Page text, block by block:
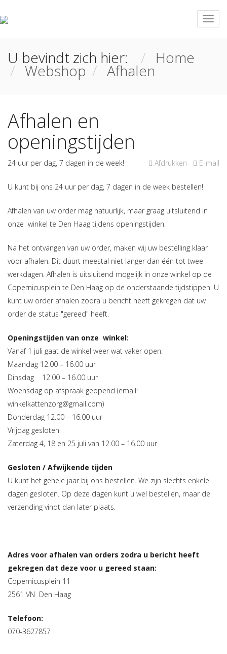
U bevindt zich hier: Home
Webshop Afhalen
Afhalen en
openingstijden
Afdrukken E-mail
24 uur per dag, 7 dagen in de week!
U kunt bij ons 24 uur per dag, 7 dagen in de week bestellen!
Afhalen van uw order mag natuurlijk, maar graag uitsluitend in
onze winkel te Den Haag tijdens openingstijden.
Na het ontvangen van uw order, maken wij uw bestelling klaar
voor afhalen. Dit duurt meestal niet langer dan één tot twee
werkdagen. Afhalen is uitsluitend mogelijk in onze winkel op de
Copernicusplein te Den Haag op de onderstaande tijdstippen. U
kunt uw order afhalen zodra u bericht heeft gekregen dat uw
order de status "gereed" heeft.
Openingstijden van onze winkel:
Vanaf 1 juli gaat de winkel weer wat vaker open:
Maandag 12.00 – 16.00 uur
Dinsdag 12.00 – 16.00 uur
Woensdag op afspraak geopend (email:
winkelkattenzorg@gmail.com)
Donderdag 12.00 – 16.00 uur
Vrijdag gesloten
Zaterdag 4, 18 en 25 juli van 12.00 – 16.00 uur
Gesloten / Afwijkende tijden
U kunt het gehele jaar bij ons bestellen. We zijn slechts enkele
dagen gesloten. Op deze dagen kunt u wel bestellen, maar de
verzending vindt dan later plaats.
Adres voor afhalen van orders zodra u bericht heeft
gekregen dat deze voor u gereed staan:
Copernicusplein 11
2561 VN Den Haag
Telefoon:
070-3627857